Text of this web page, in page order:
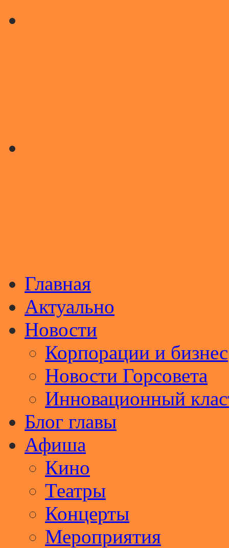
Главная
Актуально
Новости
Корпорации и бизнес
Новости Горсовета
Инновационный
Блог главы
Афиша
Кино
Театры
Концерты
Мероприятия